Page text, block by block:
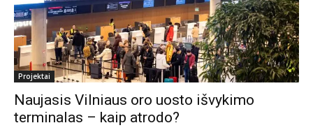
Projektai
Naujasis Vilniaus oro uosto išvykimo
terminalas – kaip atrodo?